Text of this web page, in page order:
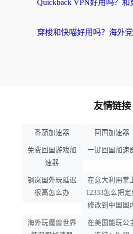
友情链接
番茄加速器 回国加速器
免费回国游戏加
速器
一键回国加速
钢岚国外玩延迟
很高怎么办
在意大利用掌
12333怎么把定
修改到中国国
海外玩魔兽世界
在美国能玩公